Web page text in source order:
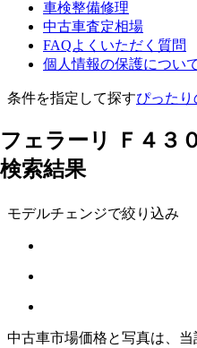
車検整備修理
中古車査定相場
FAQよくいただく質問
個人情報の保護につい
条件を指定して探すぴったり
フェラーリ Ｆ４３
検索結果
モデルチェンジで絞り込み
中古車市場価格と写真は、